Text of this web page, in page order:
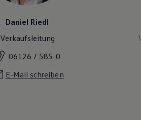
Daniel Riedl
Verkaufsleitung
06126 / 585-0
E-Mail schreiben